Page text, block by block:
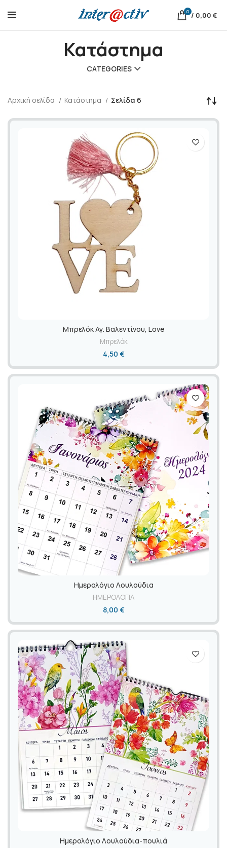
0 / 0,00 €
Κατάστημα
CATEGORIES
Αρχική σελίδα Κατάστημα Σελίδα 6
Mπρελόκ Αγ. Βαλεντίνου, Love
Μπρελόκ
4,50 €
Ημερολόγιο Λουλούδια
ΗΜΕΡΟΛΟΓΙΑ
8,00 €
Ημερολόγιο Λουλούδια-πουλιά